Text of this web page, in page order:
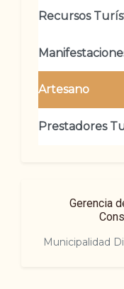
Recursos
Artesano
Prestadores
Gerencia
Municipalidad